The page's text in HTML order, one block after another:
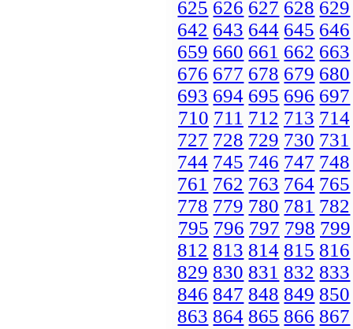
625 626 627 628 629
642 643 644 645 646
659 660 661 662 663
676 677 678 679 680
693 694 695 696 697
710 711 712 713 714
727 728 729 730 731
744 745 746 747 748
761 762 763 764 765
778 779 780 781 782
795 796 797 798 799
812 813 814 815 816
829 830 831 832 833
846 847 848 849 850
863 864 865 866 867